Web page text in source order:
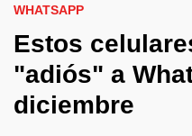
WHATSAPP
Estos
"adiós" a
diciembre